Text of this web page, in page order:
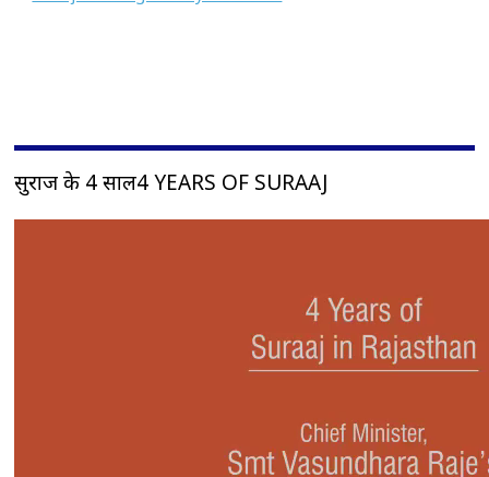
सुराज के 4 साल4 YEARS OF SURAAJ